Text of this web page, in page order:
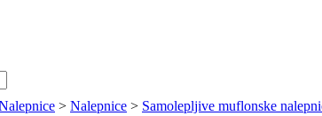
> Nalepnice > Samolepljive muflonske